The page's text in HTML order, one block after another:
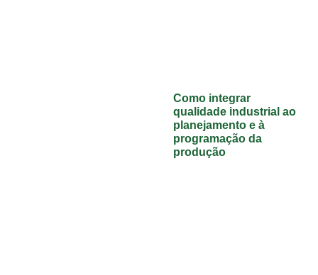
Como integrar
qualidade industrial ao
planejamento e à
programação da
produção